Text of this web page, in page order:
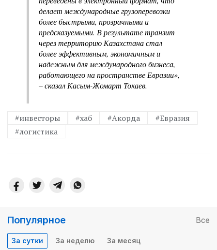
делает международные грузоперевозки
более быстрыми, прозрачными и
предсказуемыми. В результате транзит
через территорию Казахстана стал
более эффективным, экономичным и
надежным для международного бизнеса,
работающего на пространстве Евразии»,
– сказал Касым-Жомарт Токаев.
#инвесторы #хаб #Акорда
#Евразия
#логистика
Популярное Все
За сутки За неделю За месяц